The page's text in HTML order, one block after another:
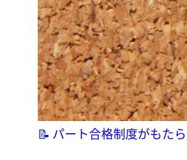
📝 パート合格制度がもた